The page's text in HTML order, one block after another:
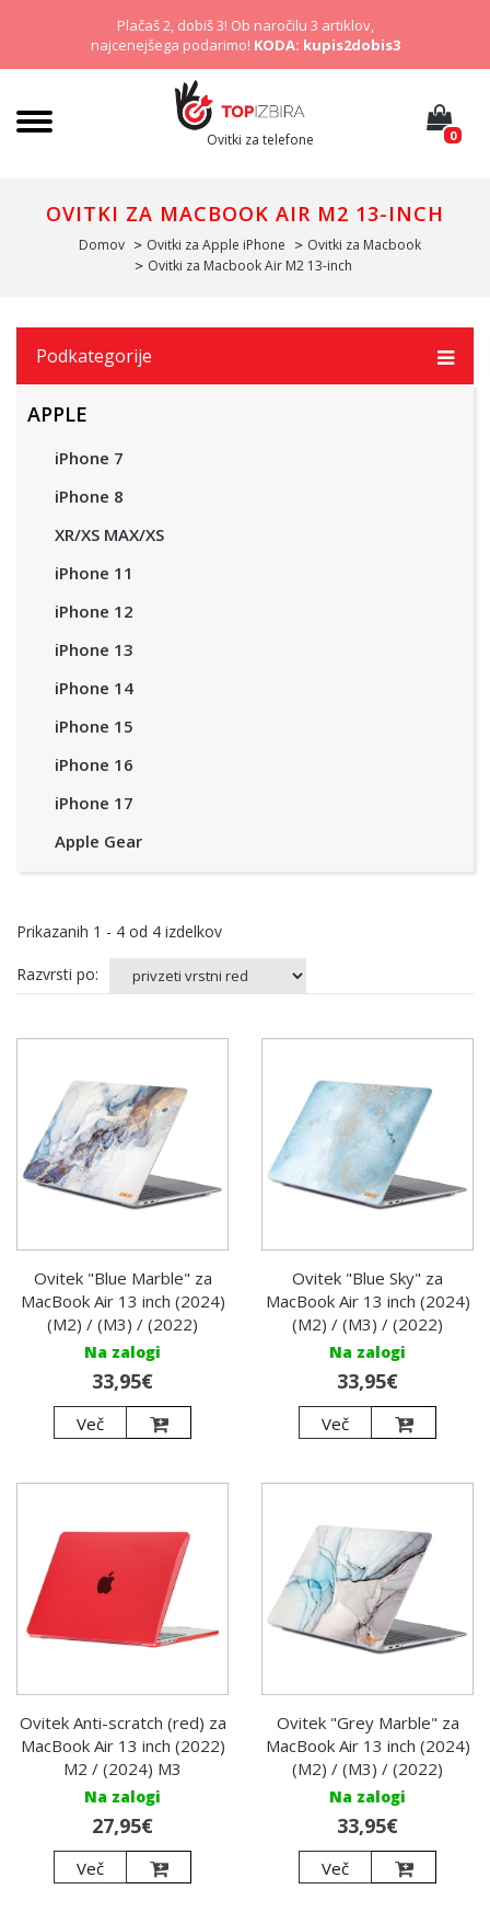
Plačaš 2, dobiš 3! Ob naročilu 3 artiklov,
najcenejšega podarimo! KODA: kupis2dobis3
Ovitki za telefone 0
OVITKI ZA MACBOOK AIR M2 13-INCH
Domov Ovitki za Apple iPhone
Ovitki za Macbook
Ovitki za Macbook Air M2 13-inch
Podkategorije
APPLE
iPhone 7
iPhone 8
XR/XS MAX/XS
iPhone 11
iPhone 12
iPhone 13
iPhone 14
iPhone 15
iPhone 16
iPhone 17
Apple Gear
Prikazanih 1 - 4 od 4 izdelkov
Razvrsti po:
Ovitek "Blue Marble" za
MacBook Air 13 inch (2024)
(M2) / (M3) / (2022)
Na zalogi
33,95€
Več
Ovitek "Blue Sky" za
MacBook Air 13 inch (2024)
(M2) / (M3) / (2022)
Na zalogi
33,95€
Več
Ovitek Anti-scratch (red) za
MacBook Air 13 inch (2022)
M2 / (2024) M3
Na zalogi
27,95€
Več
Ovitek "Grey Marble" za
MacBook Air 13 inch (2024)
(M2) / (M3) / (2022)
Na zalogi
33,95€
Več